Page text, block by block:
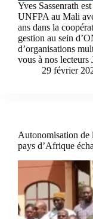
Yves Sassenrath
UNFPA au Mali
ans dans la
gestion au sein
d’organisations
vous à nos
29 février
Autonomisation de
pays d’Afrique